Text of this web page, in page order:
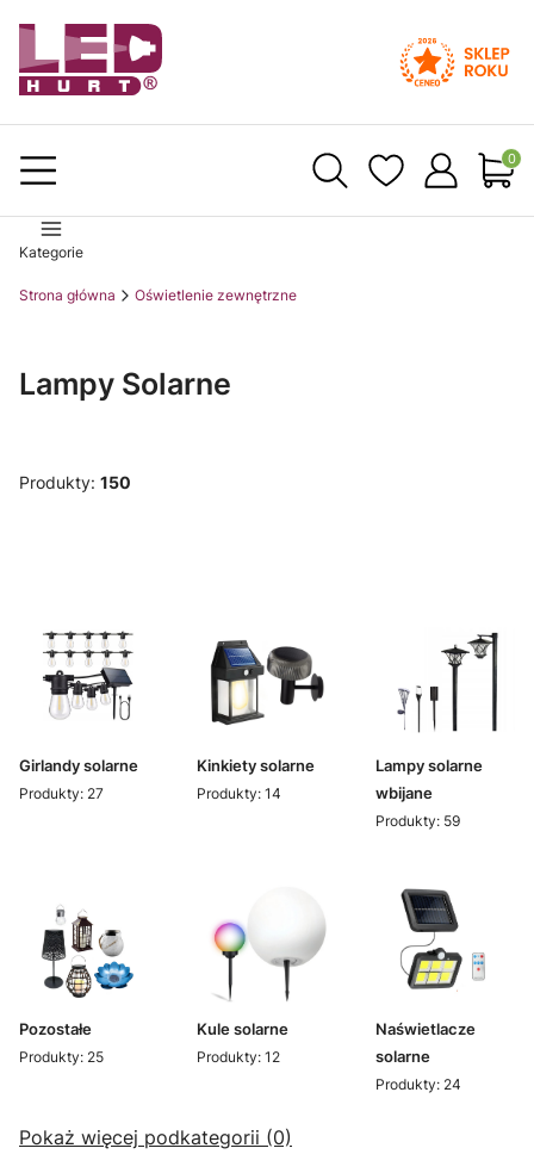
Kategorie
Strona główna Oświetlenie zewnętrzne
Lampy Solarne
Produkty: 150
Girlandy solarne
Produkty: 27
Kinkiety solarne
Produkty: 14
Lampy solarne
wbijane
Produkty: 59
Pozostałe
Produkty: 25
Kule solarne
Produkty: 12
Naświetlacze
solarne
Produkty: 24
Pokaż więcej podkategorii (0)